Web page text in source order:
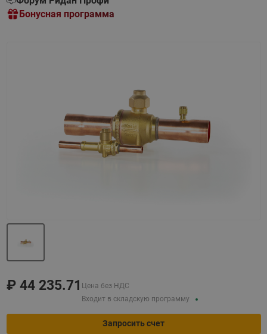
Бонусная программа
₽ 44 235.71 Цена без НДС
Входит в складскую программу
Запросить счет